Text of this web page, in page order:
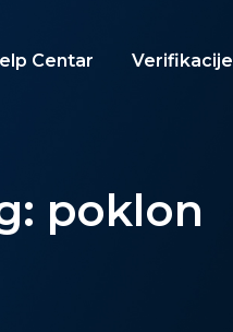
Centar Verifikacije
poklon